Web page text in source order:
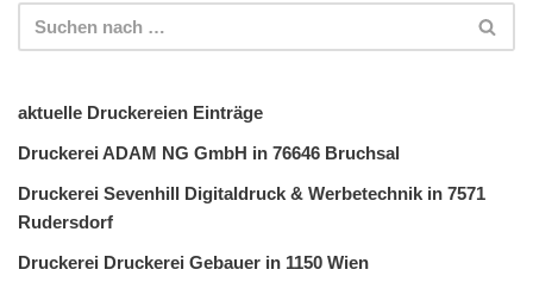
aktuelle Druckereien Einträge
Druckerei ADAM NG GmbH in 76646 Bruchsal
Druckerei Sevenhill Digitaldruck & Werbetechnik in 7571
Rudersdorf
Druckerei Druckerei Gebauer in 1150 Wien